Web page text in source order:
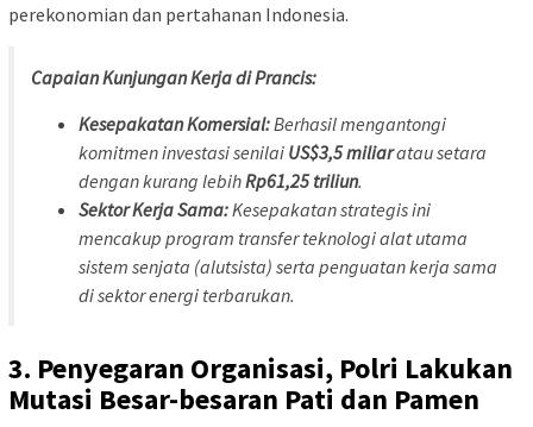
perekonomian dan pertahanan Indonesia.
Capaian Kunjungan Kerja di Prancis:
Kesepakatan Komersial:Berhasil mengantongi
komitmen investasi senilai US$3,5 miliaratau setara
dengan kurang lebihRp61,25 triliun.
Sektor Kerja Sama:Kesepakatan strategis ini
mencakup program transfer teknologi alat utama
sistem senjata (alutsista) serta penguatan kerja sama
di sektor energi terbarukan.
3. Penyegaran Organisasi, Polri Lakukan
Mutasi Besar-besaran Pati dan Pamen